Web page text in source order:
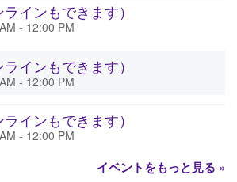
インもできます）
- 12:00 PM
インもできます）
- 12:00 PM
インもできます）
- 12:00 PM
イベントをもっと見る »